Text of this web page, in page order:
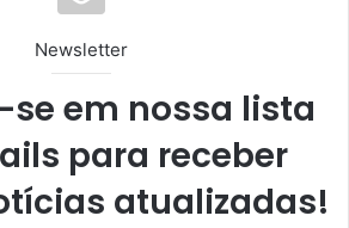
Newsletter
em nossa lista
para receber
atualizadas!